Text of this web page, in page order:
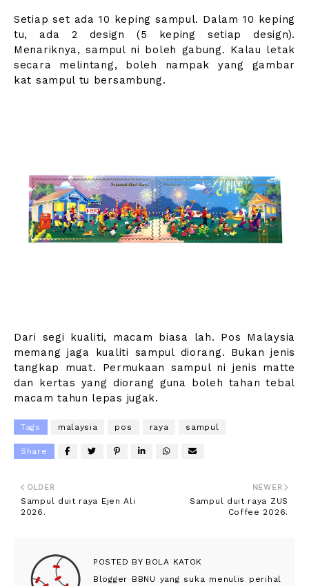
Setiap set ada 10 keping sampul. Dalam 10 keping
tu, ada 2 design (5 keping setiap design).
Menariknya, sampul ni boleh gabung. Kalau letak
secara melintang, boleh nampak yang gambar
kat sampul tu bersambung.
Dari segi kualiti, macam biasa lah. Pos Malaysia
memang jaga kualiti sampul diorang. Bukan jenis
tangkap muat. Permukaan sampul ni jenis matte
dan kertas yang diorang guna boleh tahan tebal
macam tahun lepas jugak.
Tags malaysia pos raya sampul
Share
NEWER
Sampul duit raya ZUS
Coffee 2026.
OLDER
Sampul duit raya Ejen Ali
2026.
POSTED BYBOLA KATOK
Blogger BBNU yang suka menulis perihal